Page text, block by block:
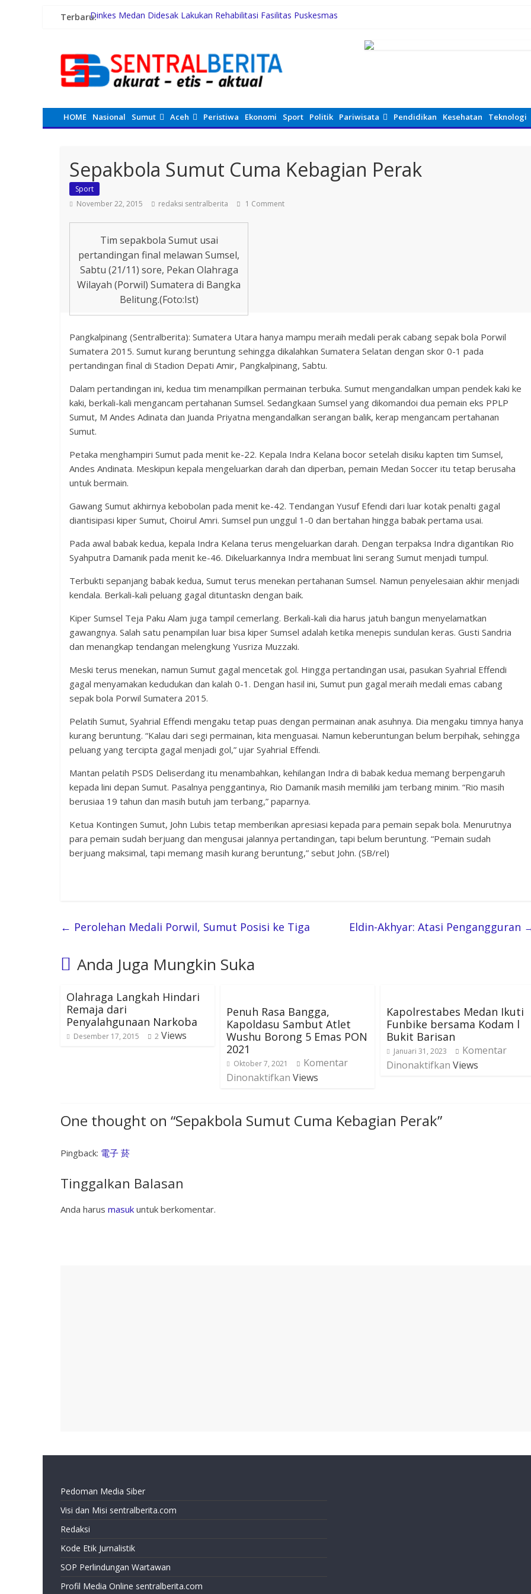
Terbaru:Dinkes Medan Didesak Lakukan Rehabilitasi Fasilitas Puskesmas
Rico Waas Kerahkan Jajaran Gotong Royong Bersihkan Parit Jalan Taduan dari Sedimentasi Tebal
Tafoo’lo Nehe, Pelompat Batu Nias Mohon Diundang Upacara HUT ke-81 RI di Istana
Pemko Medan Didesak Prioritaskan Pembangunan Jalan 2026
HOME Nasional Sumut Aceh Peristiwa Ekonomi Sport Politik Pariwisata Pendidikan Kesehatan Teknologi
Sepakbola Sumut Cuma Kebagian Perak
Sport
November 22, 2015
redaksi sentralberita 1 Comment
Tim sepakbola Sumut usai
pertandingan final melawan Sumsel,
Sabtu (21/11) sore, Pekan Olahraga
Wilayah (Porwil) Sumatera di Bangka
Belitung.(Foto:Ist)
Pangkalpinang (Sentralberita): Sumatera Utara hanya mampu meraih medali perak cabang sepak bola Porwil
Sumatera 2015. Sumut kurang beruntung sehingga dikalahkan Sumatera Selatan dengan skor 0-1 pada
pertandingan final di Stadion Depati Amir, Pangkalpinang, Sabtu.
Dalam pertandingan ini, kedua tim menampilkan permainan terbuka. Sumut mengandalkan umpan pendek kaki ke
kaki, berkali-kali mengancam pertahanan Sumsel. Sedangkaan Sumsel yang dikomandoi dua pemain eks PPLP
Sumut, M Andes Adinata dan Juanda Priyatna mengandalkan serangan balik, kerap mengancam pertahanan
Sumut.
Petaka menghampiri Sumut pada menit ke-22. Kepala Indra Kelana bocor setelah disiku kapten tim Sumsel,
Andes Andinata. Meskipun kepala mengeluarkan darah dan diperban, pemain Medan Soccer itu tetap berusaha
untuk bermain.
Gawang Sumut akhirnya kebobolan pada menit ke-42. Tendangan Yusuf Efendi dari luar kotak penalti gagal
diantisipasi kiper Sumut, Choirul Amri. Sumsel pun unggul 1-0 dan bertahan hingga babak pertama usai.
Pada awal babak kedua, kepala Indra Kelana terus mengeluarkan darah. Dengan terpaksa Indra digantikan Rio
Syahputra Damanik pada menit ke-46. Dikeluarkannya Indra membuat lini serang Sumut menjadi tumpul.
Terbukti sepanjang babak kedua, Sumut terus menekan pertahanan Sumsel. Namun penyelesaian akhir menjadi
kendala. Berkali-kali peluang gagal dituntaskn dengan baik.
Kiper Sumsel Teja Paku Alam juga tampil cemerlang. Berkali-kali dia harus jatuh bangun menyelamatkan
gawangnya. Salah satu penampilan luar bisa kiper Sumsel adalah ketika menepis sundulan keras. Gusti Sandria
dan menangkap tendangan melengkung Yusriza Muzzaki.
Meski terus menekan, namun Sumut gagal mencetak gol. Hingga pertandingan usai, pasukan Syahrial Effendi
gagal menyamakan kedudukan dan kalah 0-1. Dengan hasil ini, Sumut pun gagal meraih medali emas cabang
sepak bola Porwil Sumatera 2015.
Pelatih Sumut, Syahrial Effendi mengaku tetap puas dengan permainan anak asuhnya. Dia mengaku timnya hanya
kurang beruntung. “Kalau dari segi permainan, kita menguasai. Namun keberuntungan belum berpihak, sehingga
peluang yang tercipta gagal menjadi gol,” ujar Syahrial Effendi.
Mantan pelatih PSDS Deliserdang itu menambahkan, kehilangan Indra di babak kedua memang berpengaruh
kepada lini depan Sumut. Pasalnya penggantinya, Rio Damanik masih memiliki jam terbang minim. “Rio masih
berusiaa 19 tahun dan masih butuh jam terbang,” paparnya.
Ketua Kontingen Sumut, John Lubis tetap memberikan apresiasi kepada para pemain sepak bola. Menurutnya
para pemain sudah berjuang dan mengusai jalannya pertandingan, tapi belum beruntung. “Pemain sudah
berjuang maksimal, tapi memang masih kurang beruntung,” sebut John. (SB/rel)
← Perolehan Medali Porwil, Sumut Posisi ke Tiga Eldin-Akhyar: Atasi Pengangguran
Anda Juga Mungkin Suka
Olahraga Langkah Hindari
Remaja dari
Penyalahgunaan Narkoba
Desember 17, 2015 2 Views
Penuh Rasa Bangga,
Kapoldasu Sambut Atlet
Wushu Borong 5 Emas PON
2021
Oktober 7, 2021
Komentar
Dinonaktifkan Views
Kapolrestabes Medan Ikuti
Funbike bersama Kodam l
Bukit Barisan
Januari 31, 2023
Komentar
Dinonaktifkan Views
One thought on “Sepakbola Sumut Cuma Kebagian Perak”
Pingback: 電子 菸
Tinggalkan Balasan
Anda harus masuk untuk berkomentar.
Pedoman Media Siber
Visi dan Misi sentralberita.com
Redaksi
Kode Etik Jurnalistik
SOP Perlindungan Wartawan
Profil Media Online sentralberita.com